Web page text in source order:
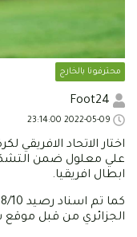
محترفونا بالخارج
اختار الاتحاد الافريقي
علي معلول ضمن
ابطال افريقيا.
الجزائري من قبل